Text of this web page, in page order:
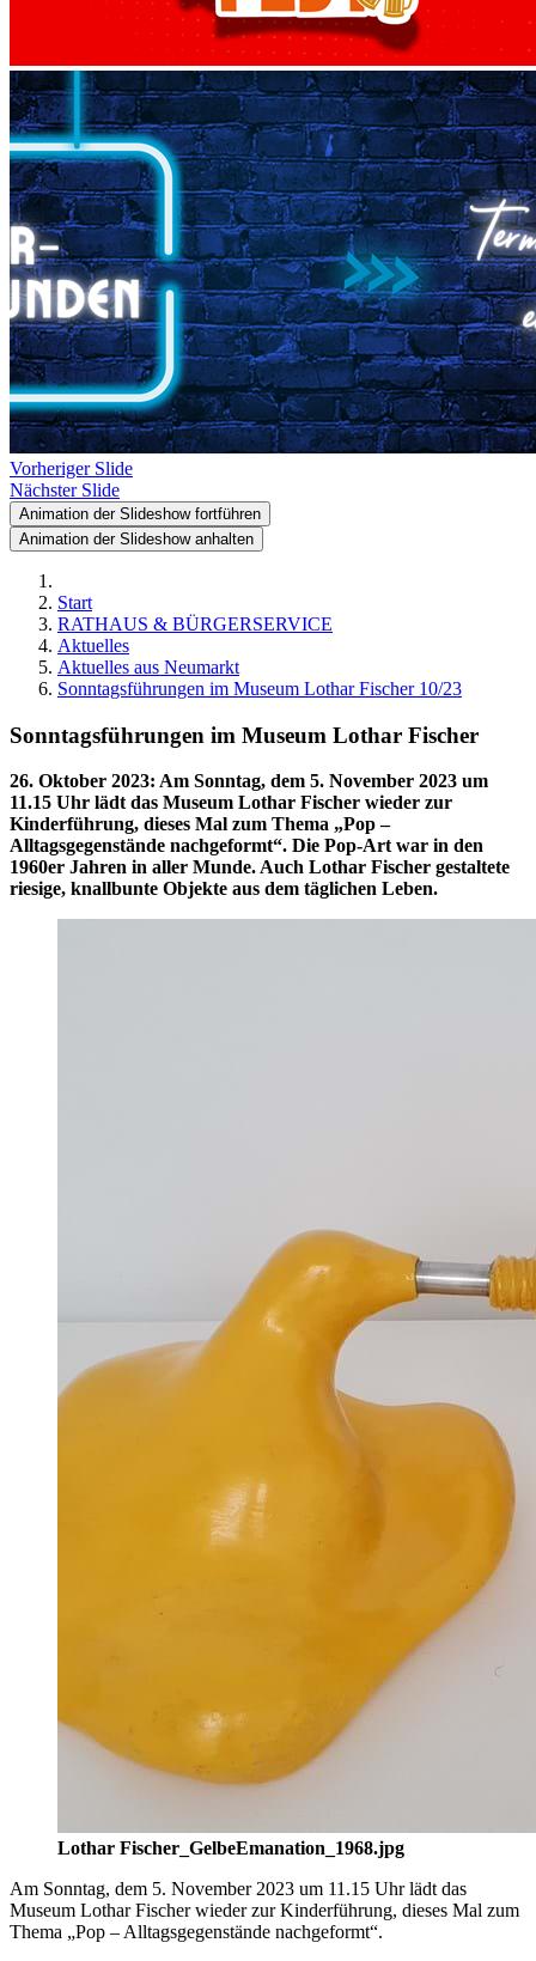
Vorheriger Slide
Nächster Slide
Animation der Slideshow fortführen
Animation der Slideshow anhalten
Start
RATHAUS & BÜRGERSERVICE
Aktuelles
Aktuelles aus Neumarkt
Sonntagsführungen im Museum Lothar Fischer 10/23
Sonntagsführungen im Museum Lothar Fischer
26. Oktober 2023: Am Sonntag, dem 5. November 2023 um
11.15 Uhr lädt das Museum Lothar Fischer wieder zur
Kinderführung, dieses Mal zum Thema „Pop –
Alltagsgegenstände nachgeformt“. Die Pop-Art war in den
1960er Jahren in aller Munde. Auch Lothar Fischer gestaltete
riesige, knallbunte Objekte aus dem täglichen Leben.
Lothar Fischer_GelbeEmanation_1968.jpg
Am Sonntag, dem 5. November 2023 um 11.15 Uhr lädt das
Museum Lothar Fischer wieder zur Kinderführung, dieses Mal zum
Thema „Pop – Alltagsgegenstände nachgeformt“.